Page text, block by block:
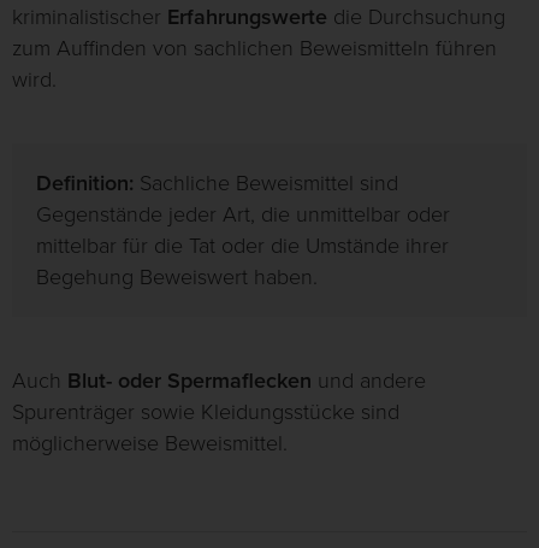
kriminalistischer Erfahrungswerte die Durchsuchung
zum Auffinden von sachlichen Beweismitteln führen
wird.
Definition: Sachliche Beweismittel sind
Gegenstände jeder Art, die unmittelbar oder
mittelbar für die Tat oder die Umstände ihrer
Begehung Beweiswert haben.
Auch Blut- oder Spermaflecken und andere
Spurenträger sowie Kleidungsstücke sind
möglicherweise Beweismittel.